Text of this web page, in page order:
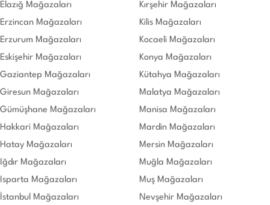
Elazığ Mağazaları
Erzincan Mağazaları
Erzurum Mağazaları
Eskişehir Mağazaları
Gaziantep Mağazaları
Giresun Mağazaları
Gümüşhane Mağazaları
Hakkari Mağazaları
Hatay Mağazaları
Iğdır Mağazaları
Isparta Mağazaları
İstanbul Mağazaları
Kırşehir Mağazaları
Kilis Mağazaları
Kocaeli Mağazaları
Konya Mağazaları
Kütahya Mağazaları
Malatya Mağazaları
Manisa Mağazaları
Mardin Mağazaları
Mersin Mağazaları
Muğla Mağazaları
Muş Mağazaları
Nevşehir Mağazaları